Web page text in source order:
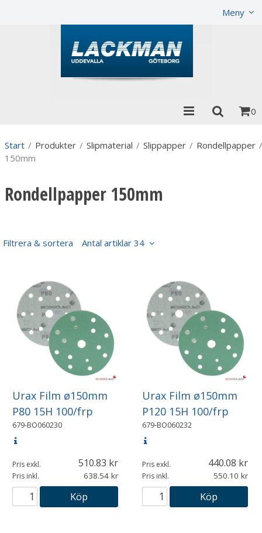
Meny
0
Start / Produkter / Slipmaterial / Slippapper / Rondellpapper /
150mm
Rondellpapper 150mm
Filtrera & sortera Antal artiklar 34
Urax Film ø150mm
P80 15H 100/frp
679-BO060230
Pris exkl. 510.83
Pris inkl. 638.54
Köp
Urax Film ø150mm
P120 15H 100/frp
679-BO060232
Pris exkl. 440.08
Pris inkl. 550.10
Köp